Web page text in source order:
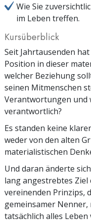
Wie Sie
im Leben treffen.
Kursüberblick
Seit Jahrtausenden
Position in dieser
welcher Beziehung
seinen Mitmenschen
Verantwortungen und
verantwortlich?
Es standen keine
weder von den alten
materialistischen
Und daran änderte
lang angestrebtes Ziel
vereinenden Prinzips,
gemeinsamer Nenner,
tatsächlich alles